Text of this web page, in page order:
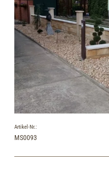
Artikel-Nr.:
MS0093